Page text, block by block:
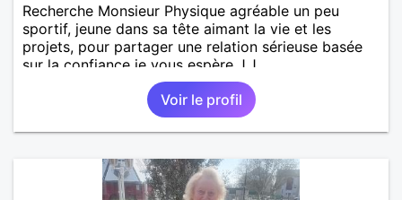
Recherche Monsieur Physique agréable un peu
sportif, jeune dans sa tête aimant la vie et les
projets, pour partager une relation sérieuse basée
sur la confiance je vous espère J.J
Voir le profil